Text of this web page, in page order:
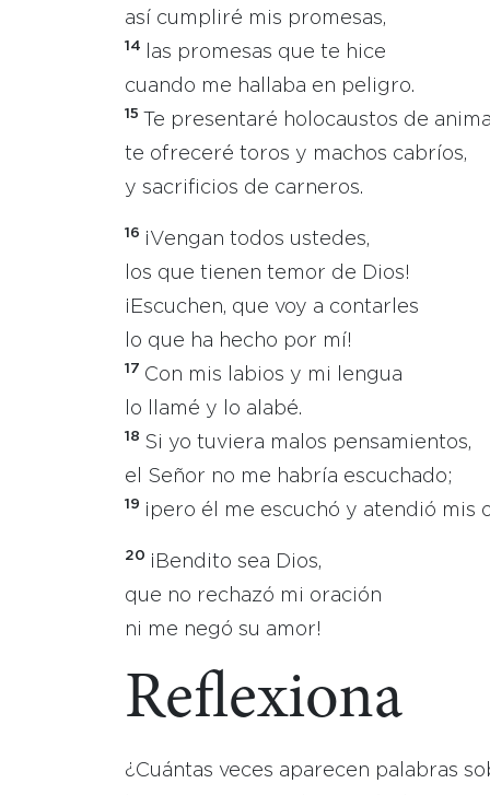
así cumpliré mis promesas,
14
las promesas que te hice
cuando me hallaba en peligro.
15
Te presentaré holocaustos de
te ofreceré toros y machos cabríos,
y sacrificios de carneros.
16 ¡Vengan todos ustedes,
los que tienen temor de Dios!
¡Escuchen, que voy a contarles
lo que ha hecho por mí!
17 Con mis labios y mi lengua
lo llamé y lo alabé.
18 Si yo tuviera malos pensamientos,
el Señor no me habría escuchado;
19 ¡pero él me escuchó y atendió mis
20 ¡Bendito sea Dios,
que no rechazó mi oración
ni me negó su amor!
Reflexiona
¿Cuántas veces aparecen palabras